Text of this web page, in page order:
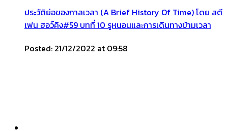
ประวัติย่อของกาลเวลา (A Brief History Of Time) โดย สตี
เฟน ฮอว์คิง#59 บทที่ 10 รูหนอนและการเดินทางข้ามเวลา
Posted: 21/12/2022 at 09:58